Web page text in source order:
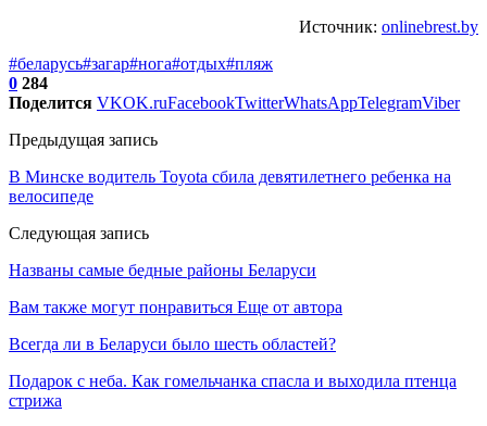
Источник: onlinebrest.by
#беларусь#загар#нога#отдых#пляж
0 284
Поделится VKOK.ruFacebookTwitterWhatsAppTelegramViber
Предыдущая запись
В Минске водитель Toyota сбила девятилетнего ребенка на
велосипеде
Следующая запись
Названы самые бедные районы Беларуси
Вам также могут понравиться Еще от автора
Всегда ли в Беларуси было шесть областей?
Подарок с неба. Как гомельчанка спасла и выходила птенца
стрижа